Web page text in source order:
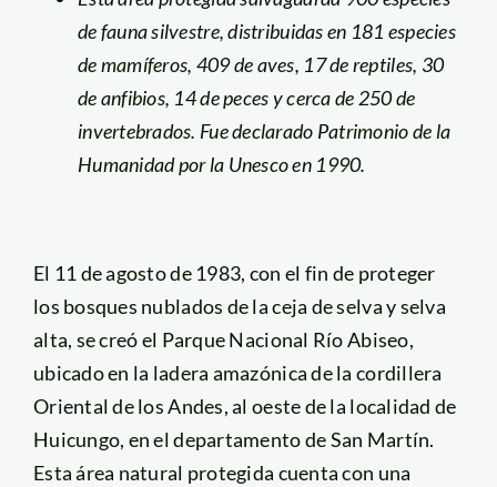
de fauna silvestre, distribuidas en 181 especies
de mamíferos, 409 de aves, 17 de reptiles, 30
de anfibios, 14 de peces y cerca de 250 de
invertebrados. Fue declarado Patrimonio de la
Humanidad por la Unesco en 1990.
El 11 de agosto de 1983, con el fin de proteger
los bosques nublados de la ceja de selva y selva
alta, se creó el Parque Nacional Río Abiseo,
ubicado en la ladera amazónica de la cordillera
Oriental de los Andes, al oeste de la localidad de
Huicungo, en el departamento de San Martín.
Esta área natural protegida cuenta con una